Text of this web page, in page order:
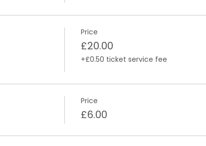
Price
£20.00
+£0.50 ticket service fee
Price
£6.00